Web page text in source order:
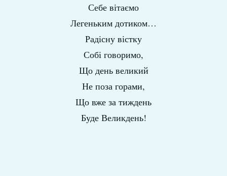
Себе вітаємо
Легеньким дотиком…
Радісну вістку
Собі говоримо,
Що день великий
Не поза горами,
Що вже за тиждень
Буде Великдень!